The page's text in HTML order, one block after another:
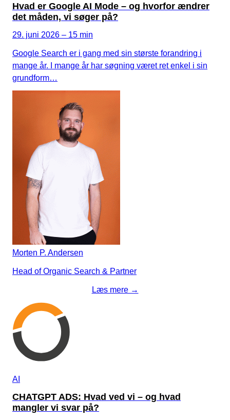
Hvad er Google AI Mode – og hvorfor ændrer
det måden, vi søger på?
29. juni 2026 – 15 min
Google Search er i gang med sin største forandring i
mange år. I mange år har søgning været ret enkel i sin
grundform…
Morten P. Andersen
Head of Organic Search & Partner
Læs mere →
AI
CHATGPT ADS: Hvad ved vi – og hvad
mangler vi svar på?